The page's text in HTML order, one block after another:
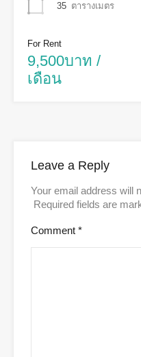
35 ตารางเมตร
For Rent
9,500บาท /
เดือน
Leave a Reply
Your email address will
Required fields are
Comment *